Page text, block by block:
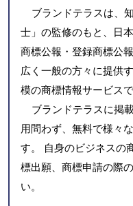
ブランドテラスは、
士」の監修のもと、日
商標公報・登録商標公
広く一般の方々に提供
模の商標情報サービスで
ブランドテラスに掲
用問わず、無料で様々
す。 自身のビジネスの
標出願、商標申請の際
い。